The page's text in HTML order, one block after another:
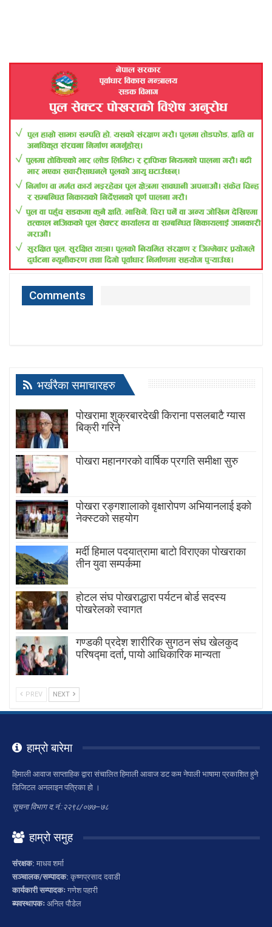
Comments
भर्खरैका समाचारहरु
पोखरामा शुक्रबारदेखी किराना पसलबाटै ग्यास
बिक्री गरिने
पोखरा महानगरको वार्षिक प्रगति समीक्षा सुरु
पोखरा रङ्गशालाको वृक्षारोपण अभियानलाई इको
नेक्स्टको सहयोग
मर्दी हिमाल पदयात्रामा बाटाे विराएका पाेखराका
तीन युवा सम्पर्कमा
होटल संघ पोखराद्धारा पर्यटन बोर्ड सदस्य
पोखरेलको स्वागत
गण्डकी प्रदेश शारीरिक सुगठन संघ खेलकुद
परिषद्मा दर्ता, पायाे आधिकारिक मान्यता
PREV NEXT
हाम्रो बारेमा
हिमाली आवाज साप्ताहिक द्वारा संचालित हिमाली आवाज डट कम नेपाली भाषामा प्रकाशित हुने
डिजिटल अनलाइन पत्रिका हो ।
सूचना विभाग द.नं.:२२९८/०७७–७८
हाम्रो समुह
संरक्षक: माधव शर्मा
सञ्चालक/सम्पादक: कृष्णप्रसाद दवाडी
कार्यकारी सम्पादकः गणेश पहारी
ब्यवस्थापकः अनिल पौडेल